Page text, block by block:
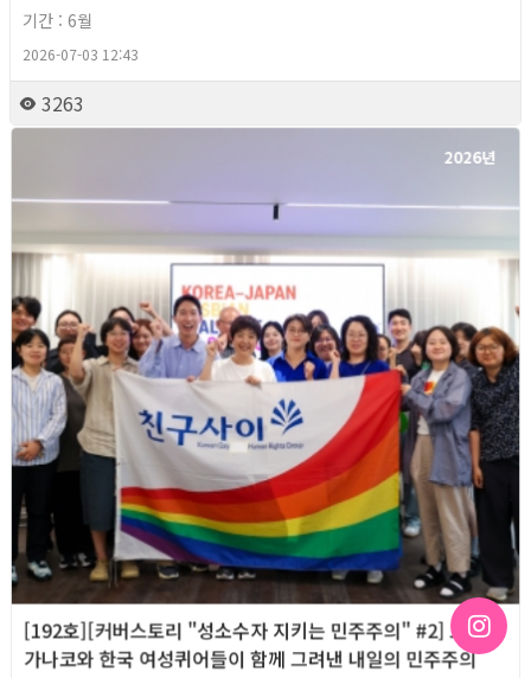
기간 : 6월
2026-07-03 12:43
3263
2026년
[192호][커버스토리 "성소수자 지키는 민주주의" #2] 오츠지
가나코와 한국 여성퀴어들이 함께 그려낸 내일의 민주주의